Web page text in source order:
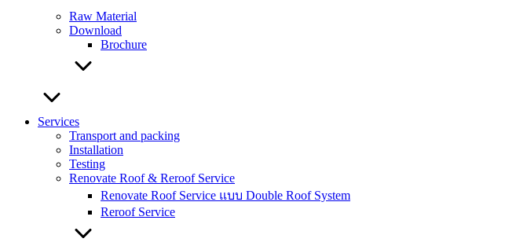
Raw Material
Download
Brochure
Services
Transport and packing
Installation
Testing
Renovate Roof & Reroof Service
Renovate Roof Service แบบ Double Roof System
Reroof Service